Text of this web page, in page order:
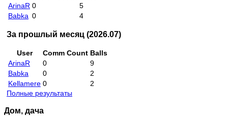
ArinaR 0
5
Babka 0 4
За прошлый месяц (2026.07)
User Comm Count Balls
ArinaR
0
9
Babka
0
2
Kellamere 0
2
Полные результаты
Дом, дача